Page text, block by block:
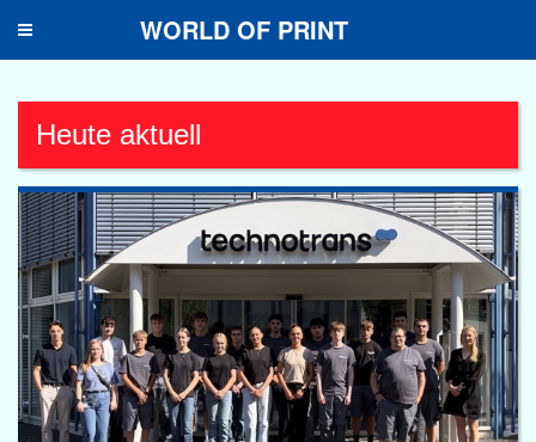
Toggle
WORLD OF PRINT
Heute aktuell